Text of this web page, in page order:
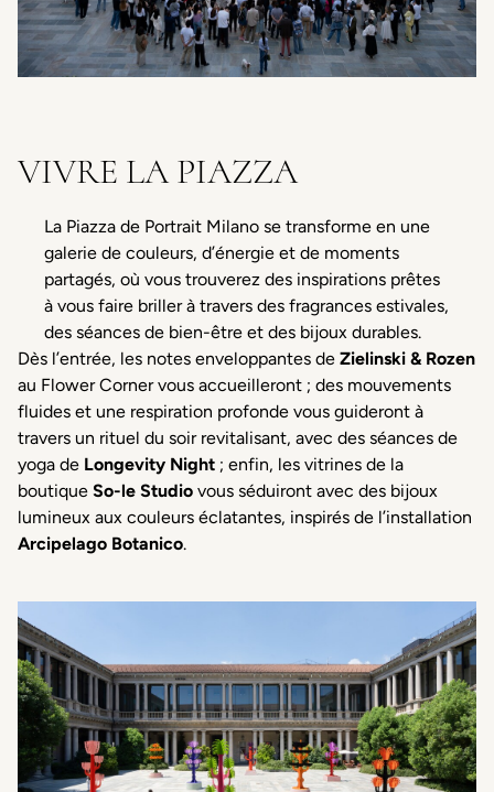
VIVRE LA PIAZZA
La Piazza de Portrait Milano se transforme en une
galerie de couleurs, d’énergie et de moments
partagés, où vous trouverez des inspirations prêtes
à vous faire briller à travers des fragrances estivales,
des séances de bien-être et des bijoux durables.
Dès l’entrée, les notes enveloppantes de Zielinski & Rozen
au Flower Corner vous accueilleront ; des mouvements
fluides et une respiration profonde vous guideront à
travers un rituel du soir revitalisant, avec des séances de
yoga de Longevity Night ; enfin, les vitrines de la
boutique So-le Studio vous séduiront avec des bijoux
lumineux aux couleurs éclatantes, inspirés de l’installation
Arcipelago Botanico.